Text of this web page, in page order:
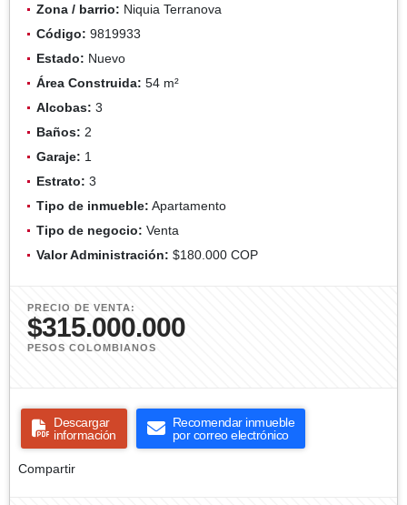
Zona / barrio: Niquia Terranova
Código: 9819933
Estado: Nuevo
Área Construida: 54 m²
Alcobas: 3
Baños: 2
Garaje: 1
Estrato: 3
Tipo de inmueble: Apartamento
Tipo de negocio: Venta
Valor Administración: $180.000 COP
PRECIO DE VENTA:
$315.000.000
PESOS COLOMBIANOS
Descargar
información
Recomendar inmueble
por correo electrónico
Compartir